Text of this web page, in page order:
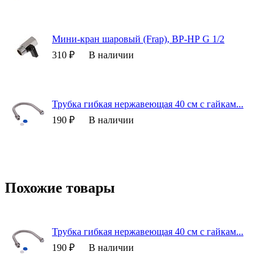
Мини-кран шаровый (Frap), ВР-НР G 1/2
310 ₽
В наличии
Трубка гибкая нержавеющая 40 см с гайкам...
190 ₽
В наличии
Похожие товары
Трубка гибкая нержавеющая 40 см с гайкам...
190 ₽
В наличии